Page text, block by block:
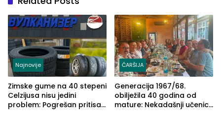
Najnovije
Zimske gume na 40 stepeni
Celzijusa nisu jedini
problem: Pogrešan pritisak
ČARŠIJA
Generacija 1967/68.
obilježila 40 godina od
mature: Nekadašnji učenici